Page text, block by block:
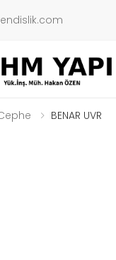
menu
BENAR UVR